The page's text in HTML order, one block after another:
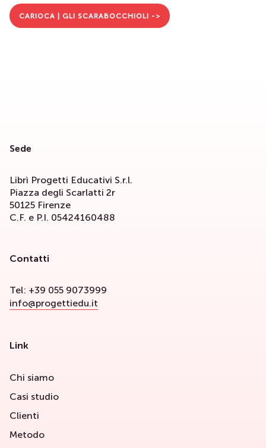
CARIOCA | GLI SCARABOCCHIOLI ->
Sede
Librì Progetti Educativi S.r.l.
Piazza degli Scarlatti 2r
50125 Firenze
C.F. e P.I. 05424160488
Contatti
Tel: +39 055 9073999
info@progettiedu.it
Link
Chi siamo
Casi studio
Clienti
Metodo